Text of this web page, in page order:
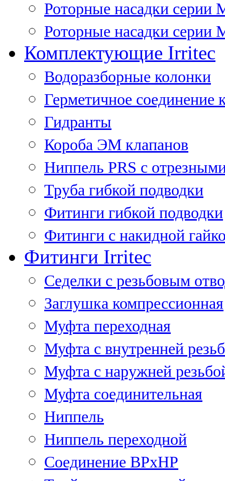
Роторные насадки серии
Роторные насадки серии
Комплектующие Irritec
Водоразборные колонки
Герметичное соединение
Гидранты
Короба ЭМ клапанов
Ниппель PRS с
Труба гибкой подводки
Фитинги гибкой подводки
Фитинги с накидной
Фитинги Irritec
Седелки с резьбовым
Заглушка компрессионная
Муфта переходная
Муфта с внутренней
Муфта с наружней
Муфта соединительная
Ниппель
Ниппель переходной
Соединение ВРхНР